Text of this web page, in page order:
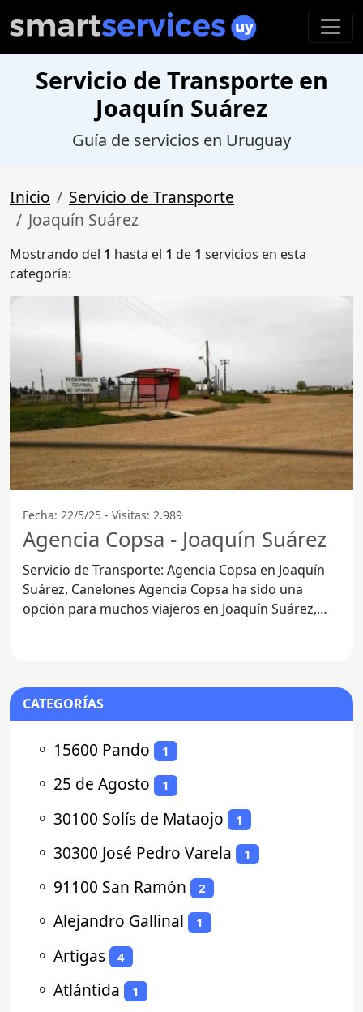
Servicio de Transporte en
Joaquín Suárez
Guía de servicios en Uruguay
Inicio
Servicio de Transporte
Joaquín Suárez
Mostrando del 1 hasta el 1 de 1 servicios en esta
categoría:
Fecha: 22/5/25 - Visitas: 2.989
Agencia Copsa - Joaquín Suárez
Servicio de Transporte: Agencia Copsa en Joaquín
Suárez, Canelones Agencia Copsa ha sido una
opción para muchos viajeros en Joaquín Suárez,
CATEGORÍAS
⚬ 15600 Pando 1
⚬ 25 de Agosto 1
⚬ 30100 Solís de Mataojo 1
⚬ 30300 José Pedro Varela 1
⚬ 91100 San Ramón 2
⚬ Alejandro Gallinal 1
⚬ Artigas 4
⚬ Atlántida 1